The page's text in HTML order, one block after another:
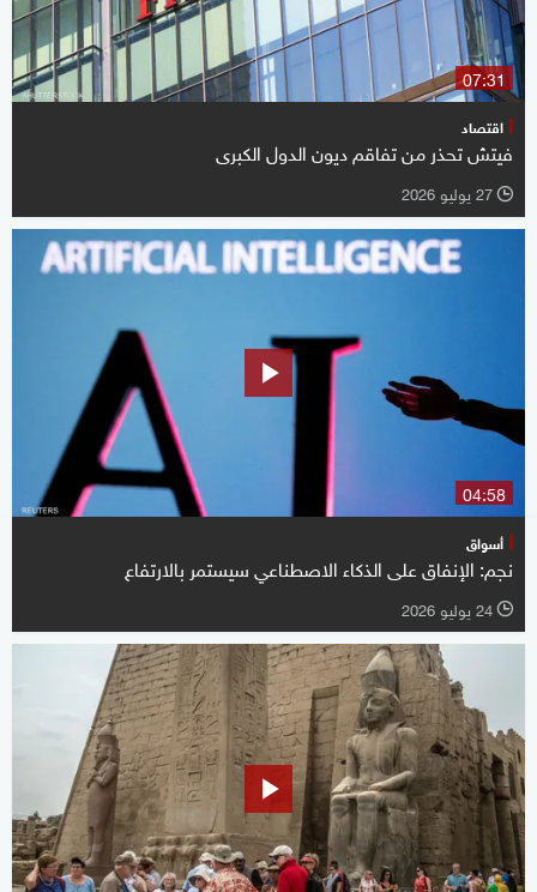
07:31
اقتصاد
فيتش تحذر من تفاقم ديون الدول الكبرى
l 27 يوليو 2026
04:58
أسواق
نجم: الإنفاق على الذكاء الاصطناعي سيستمر بالارتفاع
l 24 يوليو 2026